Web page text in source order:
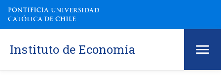
Instituto de Economía